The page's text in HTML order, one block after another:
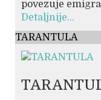
povezuje
Detaljnije...
TARANTULA